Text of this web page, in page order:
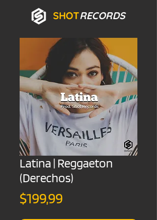
SHOTRECORDS
Latina | Reggaeton
(Derechos)
$199,99